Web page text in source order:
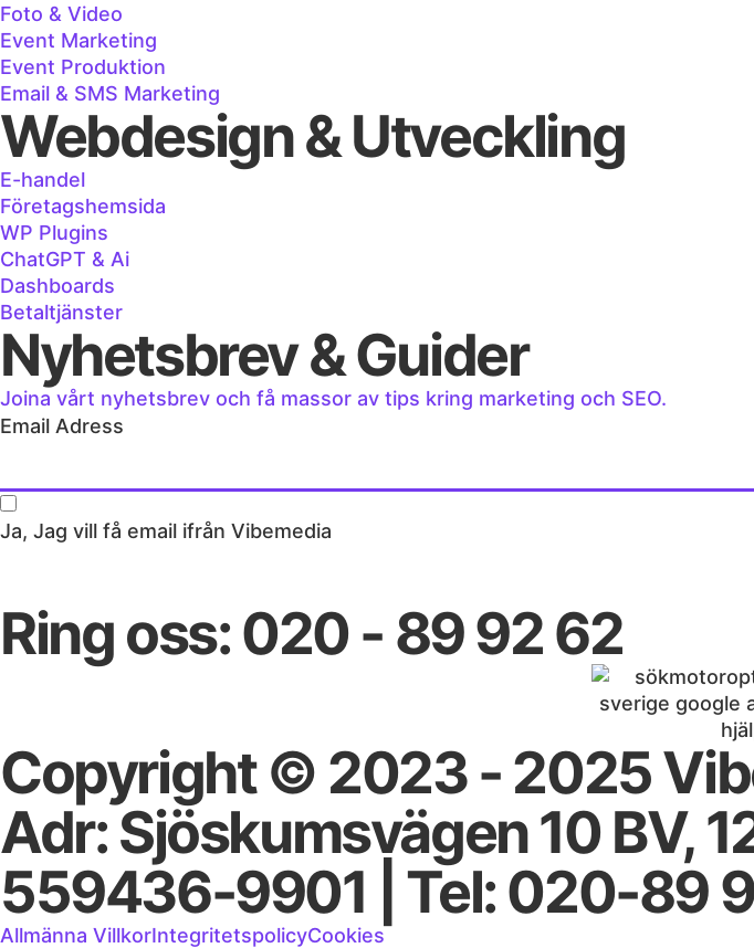
Foto & Video
Event Marketing
Event Produktion
Email & SMS Marketing
Webdesign & Utveckling
E-handel
Företagshemsida
WP Plugins
ChatGPT & Ai
Dashboards
Betaltjänster
Nyhetsbrev & Guider
Joina vårt nyhetsbrev och få massor av tips kring marketing och SEO.
Email Adress
Ja, Jag vill få email ifrån Vibemedia
Ring oss: 020 - 89 92 62
Copyright © 2023 - 2025
Adr: Sjöskumsvägen 10 BV,
559436-9901 | Tel: 020-89
Allmänna VillkorIntegritetspolicyCookies